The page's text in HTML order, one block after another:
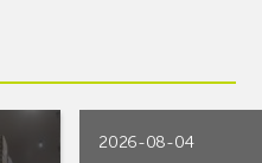
2026-08-04